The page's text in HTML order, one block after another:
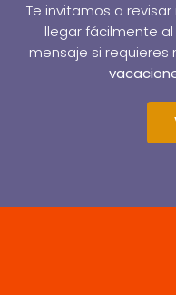
Te invitamos a
llegar fácilmente al
mensaje si requieres